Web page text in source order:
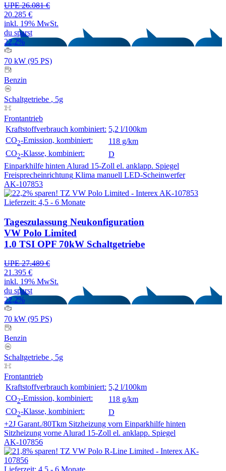
UPE 26.081 €
20.285 €
inkl. 19% MwSt.
du sparst
22,2%
70 kW (95 PS)
Benzin
Schaltgetriebe , 5g
Frontantrieb
Kraftstoffverbrauch kombiniert: 5,2 l/100km
CO2-Emission, kombiniert:
118 g/km
CO2-Klasse, kombiniert:
D
Einparkhilfe hinten Alurad 15-Zoll el. anklapp. Spiegel
Freisprecheinrichtung Klima manuell LED-Scheinwerfer
AK-107853
Lieferzeit: 4,5 - 6 Monate
Tageszulassung Neukonfiguration
VW Polo Limited
1.0 TSI OPF 70kW Schaltgetriebe
UPE 27.489 €
21.395 €
inkl. 19% MwSt.
du sparst
22,2%
70 kW (95 PS)
Benzin
Schaltgetriebe , 5g
Frontantrieb
Kraftstoffverbrauch kombiniert: 5,2 l/100km
CO2-Emission, kombiniert:
118 g/km
CO2-Klasse, kombiniert:
D
+2J Garant./80Tkm Sitzheizung vorn Einparkhilfe hinten
Sitzheizung vorne Alurad 15-Zoll el. anklapp. Spiegel
AK-107856